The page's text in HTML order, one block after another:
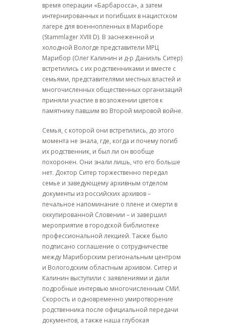
время операции «Барбаросса», а затем
интернированных и погибших в нацистском
лагере для военнопленных в Мариборе
(Stammlager XVIII D). В заснеженной и
холодной Вологде представители МРЦ
Марибор (Олег Калинин и д-р Даниэль Ситер)
встретились с их родственниками и вместе с
семьями, представителями местных властей и
многочисленных общественных организаций
приняли участие в возложении цветов к
памятнику павшим во Второй мировой войне.
Семья, с которой они встретились, до этого
момента не знала, где, когда и почему погиб
их родственник, и был ли он вообще
похоронен. Они знали лишь, что его больше
нет. Доктор Ситер торжественно передал
семье и заведующему архивным отделом
документы из российских архивов –
печальное напоминание о плене и смерти в
оккупированной Словении – и завершил
мероприятие в городской библиотеке
профессиональной лекцией. Также было
подписано соглашение о сотрудничестве
между Мариборским региональным центром
и Вологодским областным архивом. Ситер и
Калинин выступили с заявлениями и дали
подробные интервью многочисленным СМИ.
Скорость и одновременно умиротворение
родственника после официальной передачи
документов, а также наша глубокая